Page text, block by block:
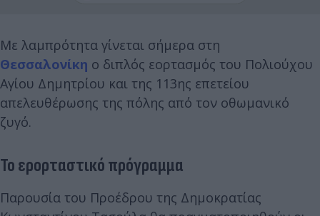
Με λαμπρότητα γίνεται σήμερα στη
Θεσσαλονίκη ο διπλός εορτασμός του Πολιούχου
Αγίου Δημητρίου και της 113ης επετείου
απελευθέρωσης της πόλης από τον οθωμανικό
ζυγό.
Το ερορταστικό πρόγραμμα
Παρουσία του Προέδρου της Δημοκρατίας